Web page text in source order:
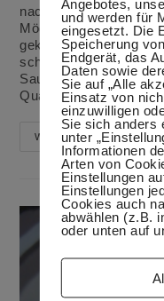
nach dem langen
Möglichkeiten, daher
gekochten Eiern,
schmecken mir aber
Sauerampfer. Nach
Quark im Teig nicht.
Weiterlesen
Mit
Quarkteig
Angebotes,
und werden für
eingesetzt. Die
Speicherung
Endgerät, das
Daten sowie
Sie auf „Alle
Einsatz von
einzuwilligen
Sie sich anders
unter
Informationen
Arten von
Einstellungen
Einstellungen
Cookies auch
abwählen (z.B.
oder unten auf